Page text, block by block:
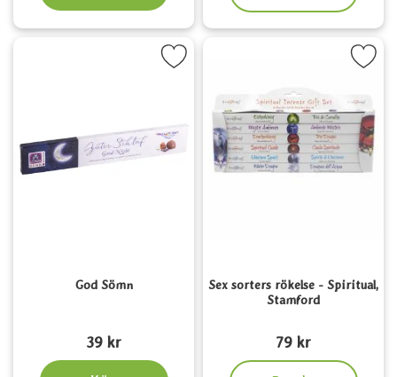
God Sömn
39 kr
Markera god Sömn som favorit
Sex sorters rökelse - Spiritual,
Stamford
79 kr
, Sex sorters rökelse -
Markera sex sorters rökelse -